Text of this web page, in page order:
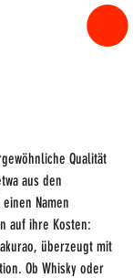
Qualität
aus den
Namen
auf ihre Kosten:
überzeugt mit
Ob Whisky oder